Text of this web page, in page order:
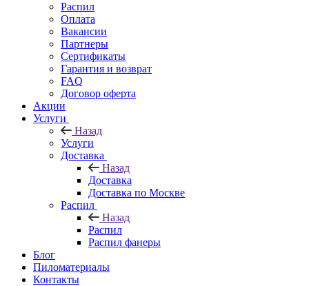
Распил
Оплата
Вакансии
Партнеры
Сертификаты
Гарантия и возврат
FAQ
Договор оферта
Акции
Услуги
Назад
Услуги
Доставка
Назад
Доставка
Доставка по Москве
Распил
Назад
Распил
Распил фанеры
Блог
Пиломатериалы
Контакты